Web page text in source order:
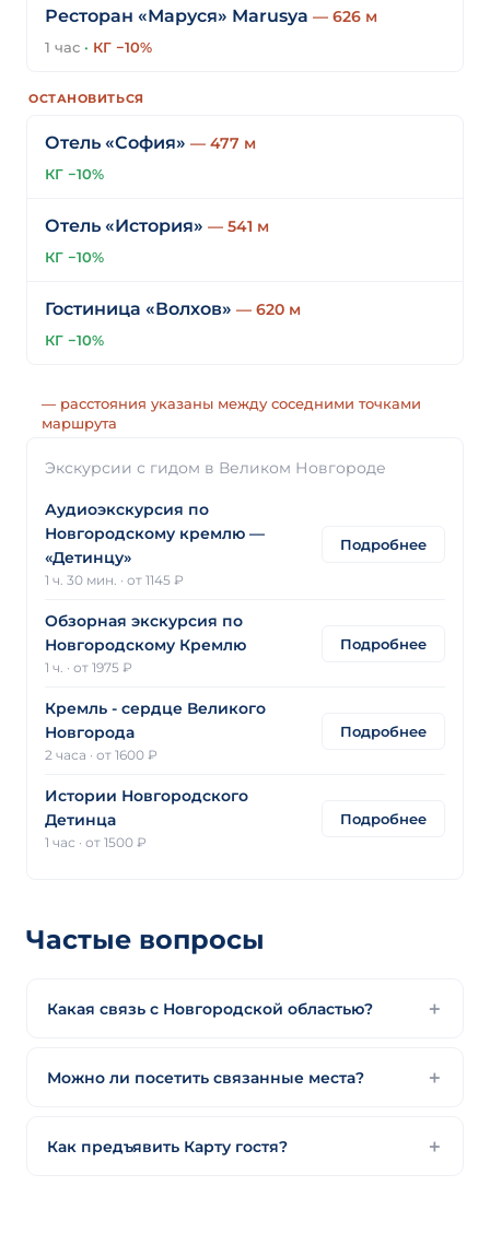
Ресторан «Маруся» Marusya — 626 м
1 час · КГ −10%
ОСТАНОВИТЬСЯ
Отель «София» — 477 м
КГ −10%
Отель «История» — 541 м
КГ −10%
Гостиница «Волхов» — 620 м
КГ −10%
— расстояния указаны между соседними точками
маршрута
Экскурсии с гидом в Великом Новгороде
Аудиоэкскурсия по
Новгородскому кремлю —
«Детинцу»
1 ч. 30 мин. · от 1145 ₽
Подробнее
Обзорная экскурсия по
Новгородскому Кремлю
1 ч. · от 1975 ₽
Подробнее
Кремль - сердце Великого
Новгорода
2 часа · от 1600 ₽
Подробнее
Истории Новгородского
Детинца
1 час · от 1500 ₽
Подробнее
Частые вопросы
Какая связь с Новгородской областью?
Можно ли посетить связанные места?
Как предъявить Карту гостя?